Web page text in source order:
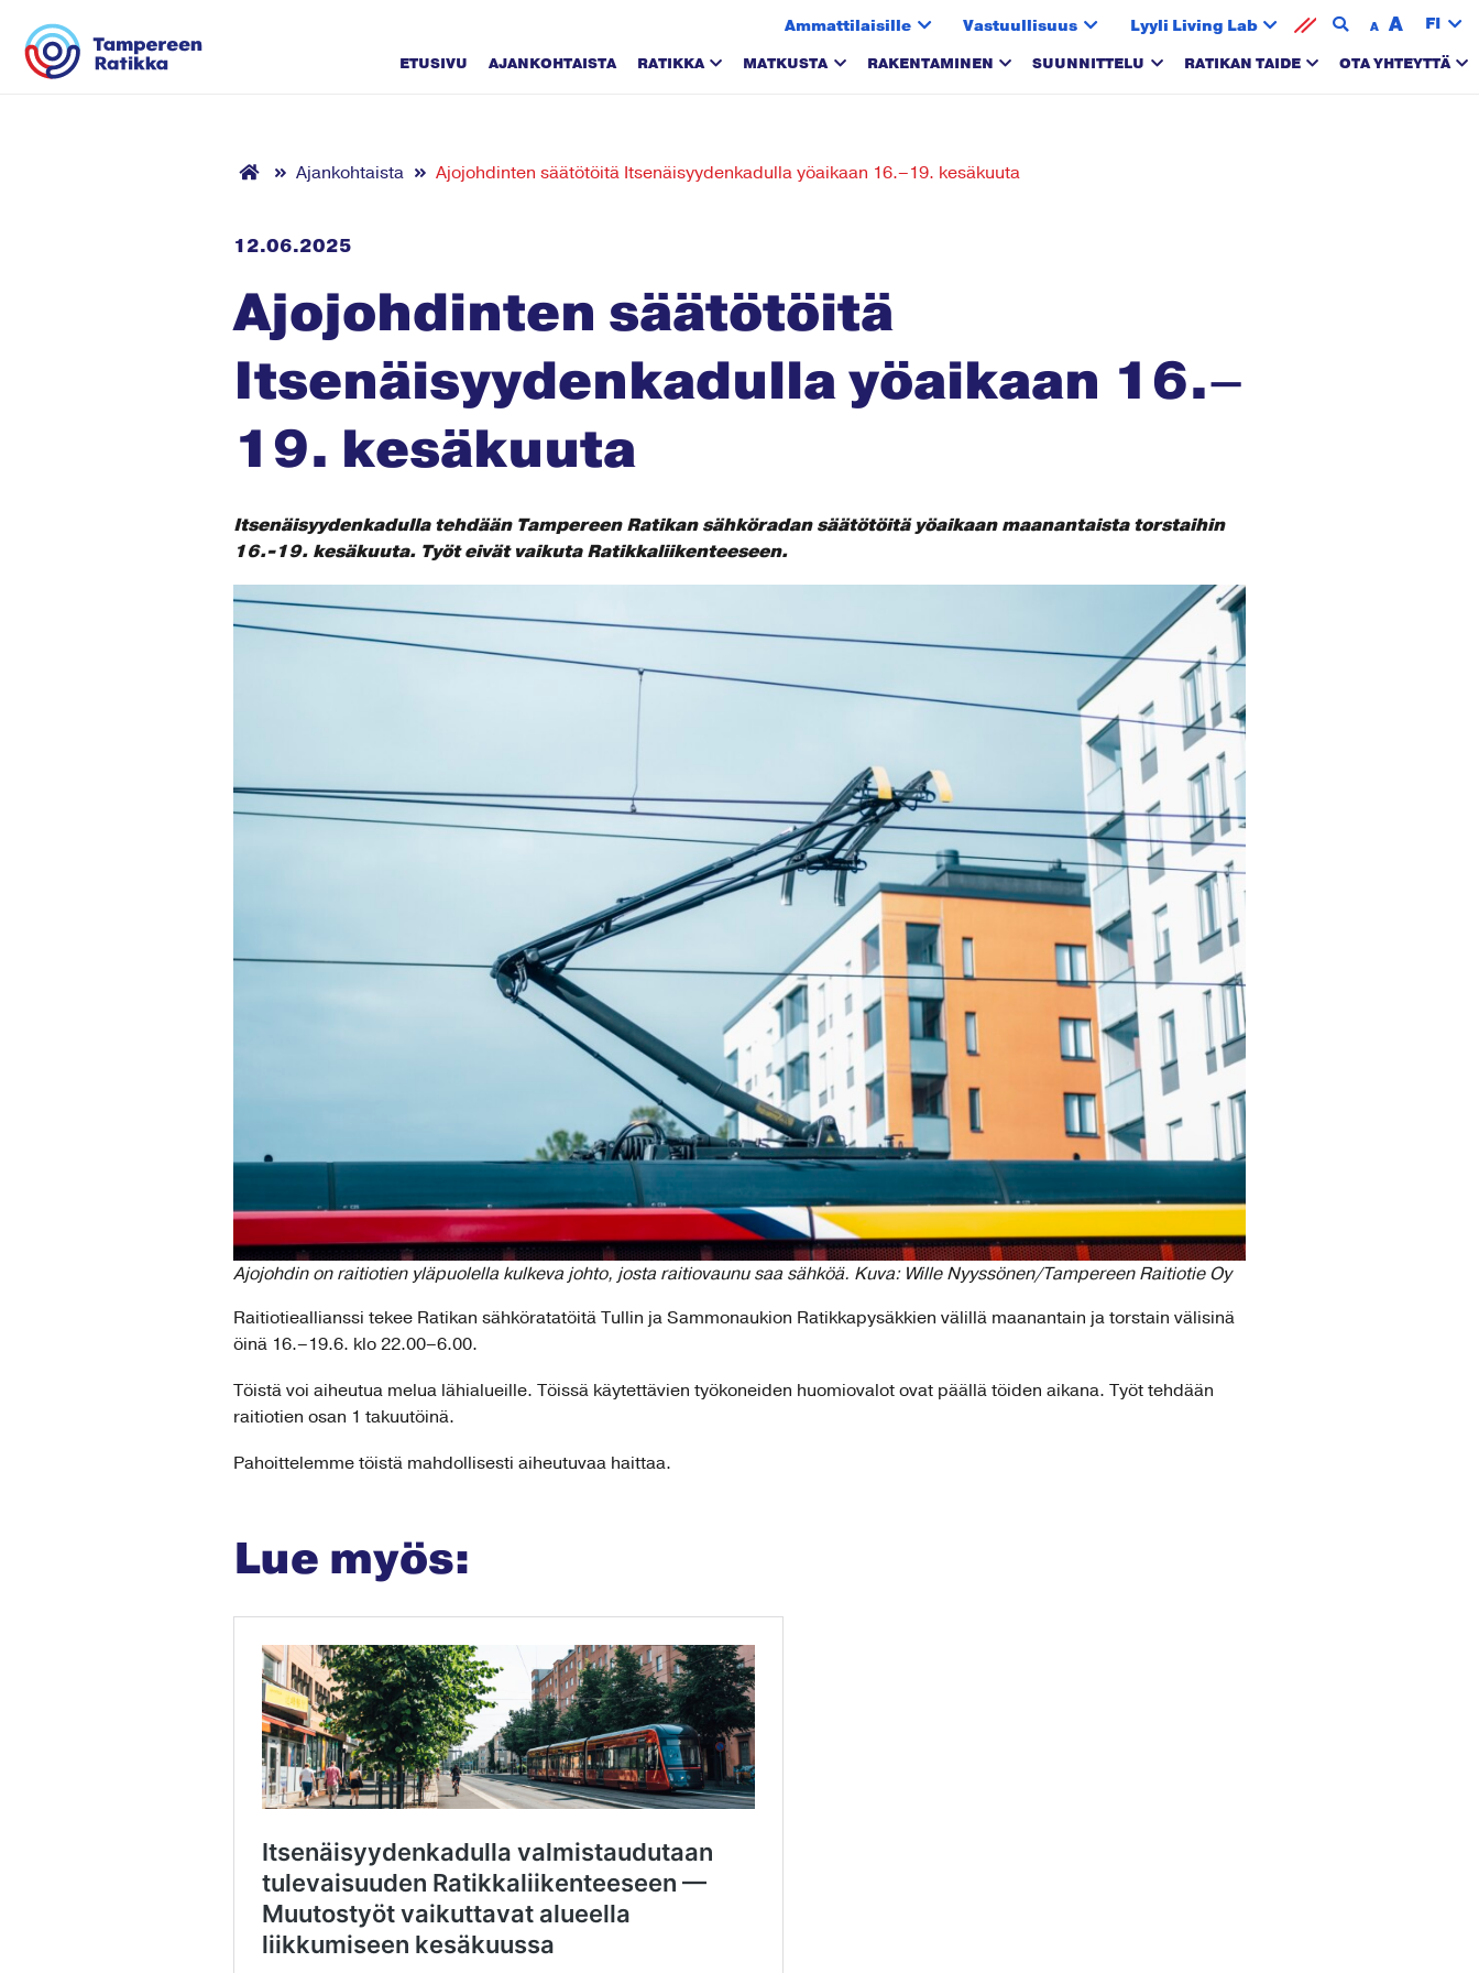
Ammattilaisille Vastuullisuus Lyyli Living Lab A A FI
ETUSIVU AJANKOHTAISTA RATIKKA MATKUSTA RAKENTAMINEN SUUNNITTELU RATIKAN TAIDE OTA YHTEYTTÄ
Ajankohtaista Ajojohdinten säätötöitä Itsenäisyydenkadulla yöaikaan 16.–19. kesäkuuta
12.06.2025
Ajojohdinten säätötöitä
Itsenäisyydenkadulla yöaikaan 16.–
19. kesäkuuta
Itsenäisyydenkadullatehdään Tampereen Ratikan sähköradan säätötöitäyöaikaan maanantaista torstaihin
16.-19. kesäkuuta. Työt eivät vaikuta Ratikkaliikenteeseen.
Ajojohdin on raitiotien yläpuolella kulkeva johto, josta raitiovaunu saa sähköä. Kuva: Wille Nyyssönen/Tampereen Raitiotie Oy
Raitiotieallianssi tekee Ratikan sähköratatöitä Tullin ja Sammonaukion Ratikkapysäkkien välillä maanantain ja torstain välisinä
öinä 16.–19.6. klo 22.00–6.00.
Töistä voi aiheutua melua lähialueille. Töissä käytettävien työkoneiden huomiovalot ovat päällä töiden aikana. Työt tehdään
raitiotien osan 1 takuutöinä.
Pahoittelemme töistä mahdollisesti aiheutuvaa haittaa.
Lue myös: